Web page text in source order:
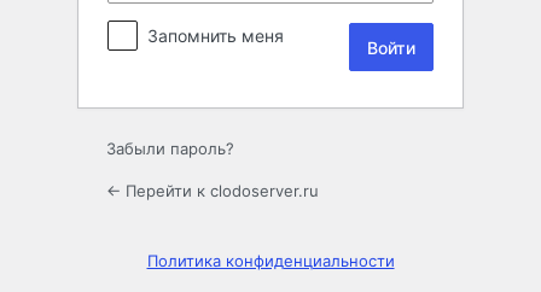
Запомнить меня
Забыли пароль?
← Перейти к clodoserver.ru
Политика конфиденциальности